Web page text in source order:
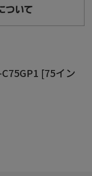
[75イン